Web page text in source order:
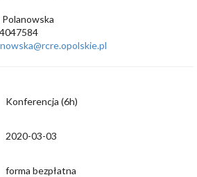
Konferencja (6h)
2020-03-03
forma bezpłatna